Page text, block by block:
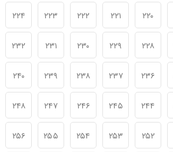
۲۲۰ ۲۲۱ ۲۲۲ ۲۲۳ ۲۲۴
۲۲۸ ۲۲۹ ۲۳۰ ۲۳۱ ۲۳۲
۲۳۶ ۲۳۷ ۲۳۸ ۲۳۹ ۲۴۰
۲۴۴ ۲۴۵ ۲۴۶ ۲۴۷ ۲۴۸
۲۵۲ ۲۵۳ ۲۵۴ ۲۵۵ ۲۵۶